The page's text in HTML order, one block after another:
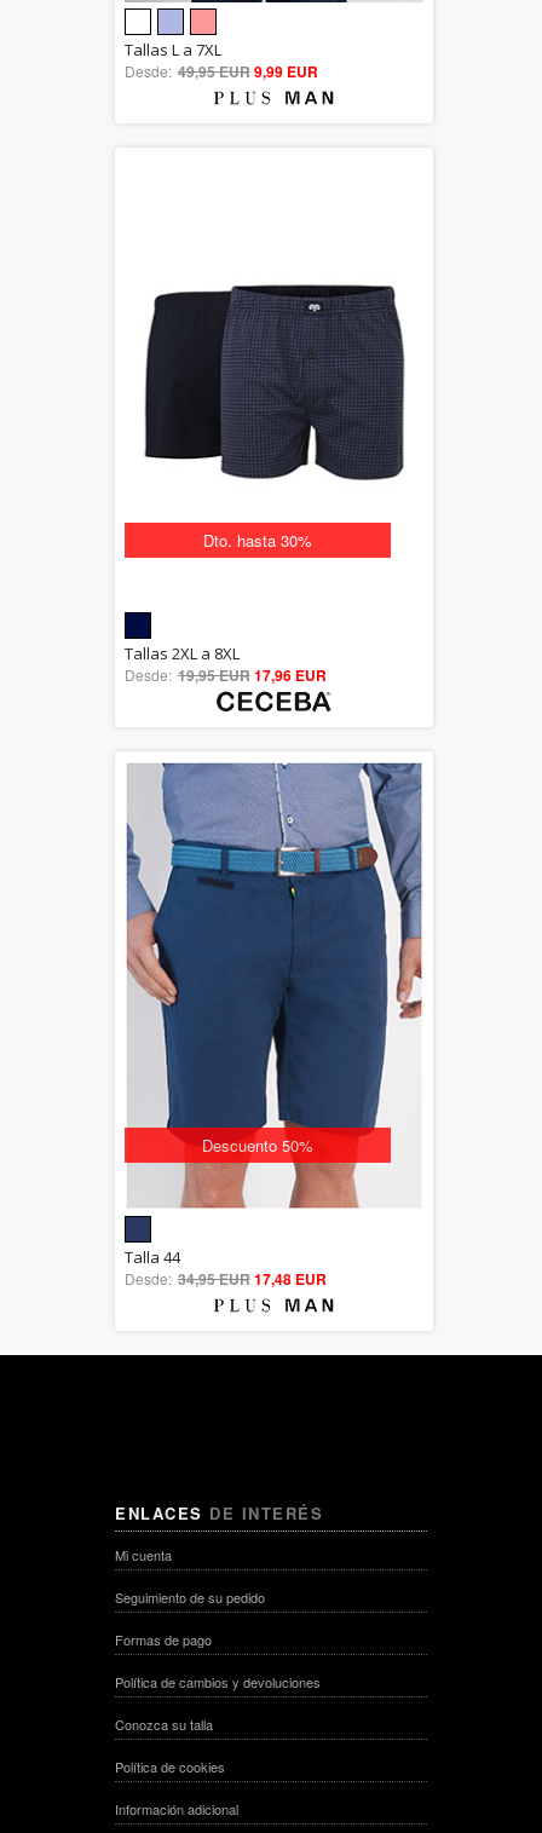
out of 5
Tallas L a 7XL
Desde: 49,95 EUR9,99 EUR
Dto. hasta 30%
5.00
out of 5
Tallas 2XL a 8XL
Desde: 19,95 EUR17,96 EUR
Descuento 50%
out of 5
Talla 44
Desde: 34,95 EUR17,48 EUR
ENLACES DE INTERÉS
Mi cuenta
Seguimiento de su pedido
Formas de pago
Política de cambios y devoluciones
Conozca su talla
Política de cookies
Información adicional